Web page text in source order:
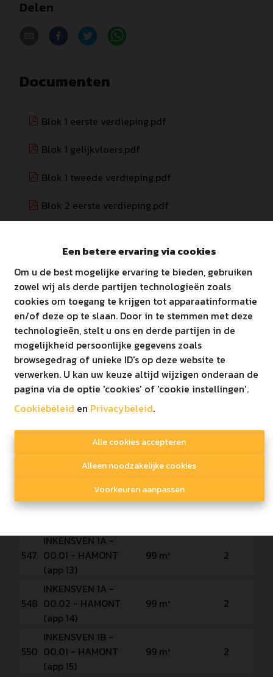
Een betere ervaring via cookies
Om u de best mogelijke ervaring te bieden, gebruiken
zowel wij als derde partijen technologieën zoals
cookies om toegang te krijgen tot apparaatinformatie
en/of deze op te slaan. Door in te stemmen met deze
technologieën, stelt u ons en derde partijen in de
mogelijkheid persoonlijke gegevens zoals
browsegedrag of unieke ID's op deze website te
verwerken. U kan uw keuze altijd wijzigen onderaan de
pagina via de optie 'cookies' of 'cookie instellingen'.
Cookiebeleid en Privacybeleid.
Alle cookies accepteren
Alleen noodzakelijke cookies
Voorkeuren aanpassen
Delen
Documenten
Blok 1 eerste verdieping.pdf
Blok 1 gelijkvloers.pdf
Blok 1 tweede verdieping.pdf
Blok 2 eerste verdieping.pdf
Blok 2 tweede verdieping.pdf
Inplanting.pdf
Kelder.pdf
Indeling
Gelijkvloers
Unit
Oppervlakte
totaal
Slaapkamers
186
INKENSVEN 1B -
00.02 - HAMONT
99 m² 2
547
INKENSVEN 1A -
00.01 - HAMONT
(app 13)
99 m² 2
548
INKENSVEN 1A -
00.02 - HAMONT
(app 14)
99 m² 2
550
INKENSVEN 1B -
00.01 - HAMONT
(app 15)
99 m² 2